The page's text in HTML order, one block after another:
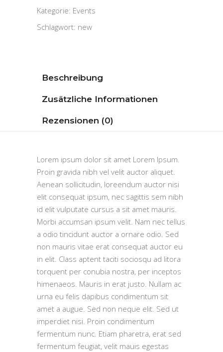
Kategorie: Events
Schlagwort: new
Beschreibung
Zusätzliche Informationen
Rezensionen (0)
Lorem ipsum dolor sit amet Lorem Ipsum.
Proin gravida nibh vel velit auctor aliquet.
Aenean sollicitudin, loreendum auctor nisi
elit consequat ipsum, nec sagittis sem nibh
id elit vulputate cursus a sit amet mauris.
Morbi accumsan ipsum velit. Nam nec tellus
a odio tincidunt auctor a ornare odio. Sed
non mauris vitae erat consequat auctor eu
in elit. Class aptent taciti sociosqu ad litora
torquent per conubia nostra, per inceptos
himenaeos. Mauris in erat justo. Nullam ac
urna eu felis dapibus condimentum sit
amet a augue. Sed non neque elit. Sed ut
imperdiet nisi. Proin condimentum
fermentum nunc. Etiam pharetra, erat sed
fermentum feugiat, velit mauis egestas